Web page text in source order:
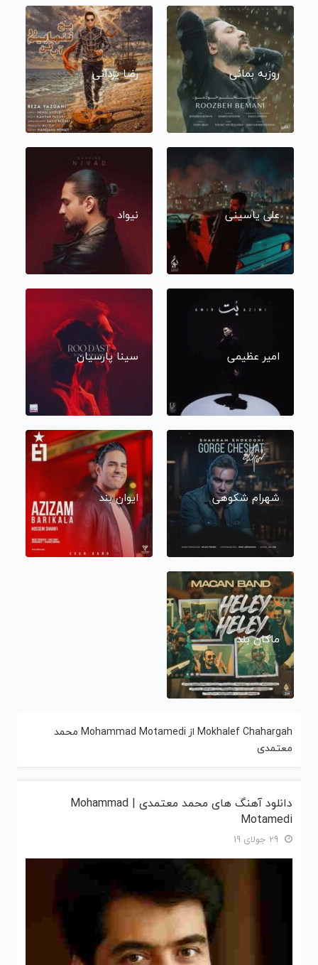
روزبه بمانی رضا یزدانی
علی یاسینی نیواد
امیر عظیمی سینا پارسیان
شهرام شکوهی ایوان بند
ماکان بند
Mokhalef Chahargah از Mohammad Motamedi محمد
معتمدی
دانلود آهنگ های محمد معتمدی | Mohammad
Motamedi